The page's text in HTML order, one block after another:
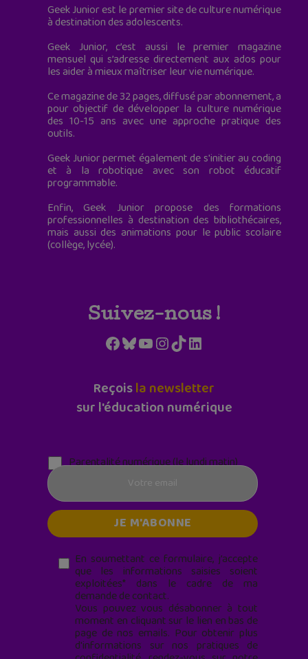
Geek Junior est le premier site de culture numérique
à destination des adolescents.
Geek Junior, c’est aussi le premier magazine
mensuel qui s’adresse directement aux ados pour
les aider à mieux maîtriser leur vie numérique.
Ce magazine de 32 pages, diffusé par abonnement, a
pour objectif de développer la culture numérique
des 10-15 ans avec une approche pratique des
outils.
Geek Junior permet également de s'initier au coding
et à la robotique avec son robot éducatif
programmable.
Enfin, Geek Junior propose des formations
professionnelles à destination des bibliothécaires,
mais aussi des animations pour le public scolaire
(collège, lycée).
Suivez-nous !
Facebook
Bluesky
YouTube
Instagram
TikTokLinkedIn
Reçoisla newsletter
sur l'éducation numérique
Parentalité numérique (le lundi matin)
En soumettant ce formulaire, j’accepte
que les informations saisies soient
exploitées* dans le cadre de ma
demande de contact.
Vous pouvez vous désabonner à tout
moment en cliquant sur le lien en bas de
page de nos emails. Pour obtenir plus
d'informations sur nos pratiques de